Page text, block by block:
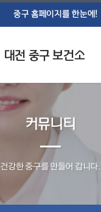
중구 홈페이지를 한눈에!
대전 중구 보건소
커뮤니티
건강한 중구를 만들어 갑니다.